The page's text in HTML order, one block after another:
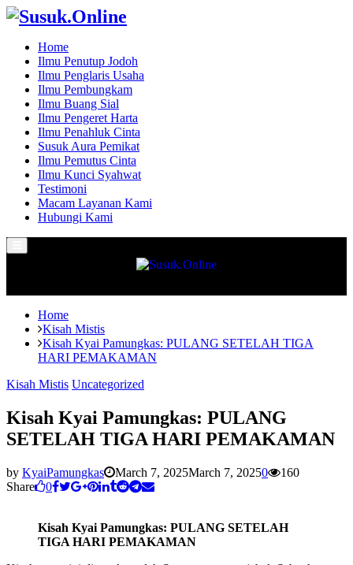
Home
Ilmu Penutup Jodoh
Ilmu Penglaris Usaha
Ilmu Pembungkam
Ilmu Buang Sial
Ilmu Pengeret Harta
Ilmu Penahluk Cinta
Susuk Aura Pemikat
Ilmu Pemutus Cinta
Ilmu Kunci Syahwat
Testimoni
Macam Layanan Kami
Hubungi Kami
Menu
Home
Kisah Mistis
Kisah Kyai Pamungkas: PULANG SETELAH TIGA
HARI PEMAKAMAN
Kisah Mistis Uncategorized
Kisah Kyai Pamungkas: PULANG
SETELAH TIGA HARI PEMAKAMAN
by KyaiPamungkas March 7, 2025March 7, 20250
160
Share
0
Kisah Kyai Pamungkas: PULANG SETELAH
TIGA HARI PEMAKAMAN